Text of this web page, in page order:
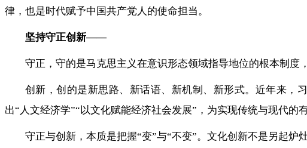
律，也是时代赋予中国共产党人的使命担当。
坚持守正创新——
守正，守的是马克思主义在意识形态领域指导地位的根本制度
创新，创的是新思路、新话语、新机制、新形式。近年来，
出“人文经济学”“以文化赋能经济社会发展”，为实现传统与现代的
守正与创新，本质是把握“变”与“不变”。文化创新不是另起